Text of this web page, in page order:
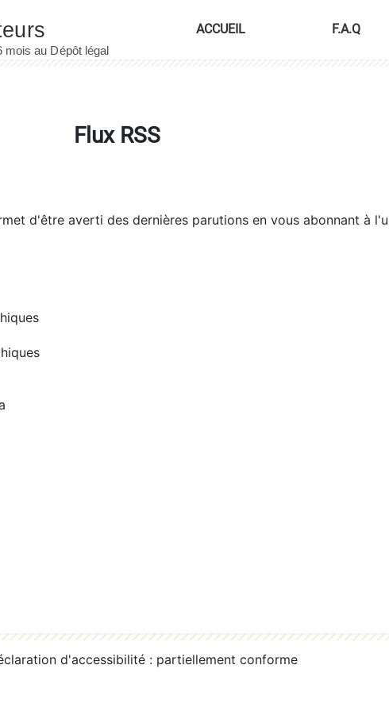
ACCUEIL F.A.Q
Flux RSS
d'être averti des dernières parutions en vous abonnant à
d'accessibilité : partiellement conforme